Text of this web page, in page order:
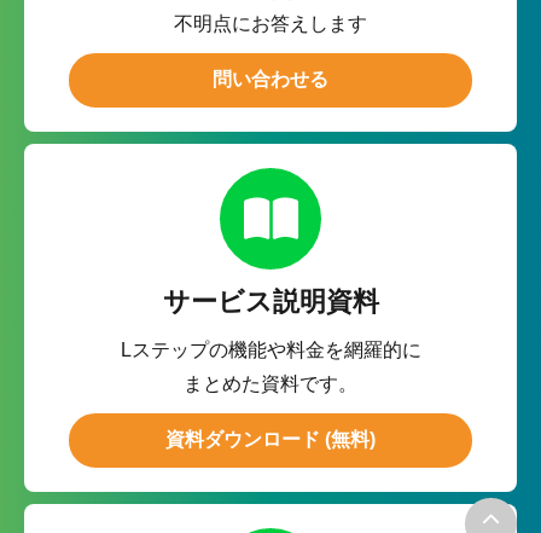
不明点にお答えします
問い合わせる
サービス説明資料
Lステップの機能や料金を網羅的に
まとめた資料です。
資料ダウンロード (無料)